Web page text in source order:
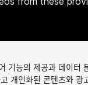
1/29
기능의 제공과 데이터
개인화된 콘텐츠와 광